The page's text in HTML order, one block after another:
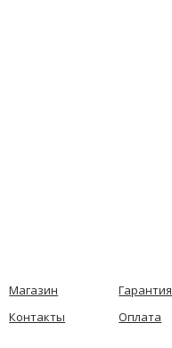
Магазин Гарантия
Контакты
Оплата